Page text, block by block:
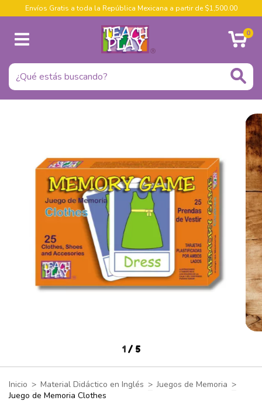
Envíos Gratis a toda la República Mexicana a partir de $1,500.00
0
1 / 5
Inicio > Material Didáctico en Inglés > Juegos de Memoria >
Juego de Memoria Clothes